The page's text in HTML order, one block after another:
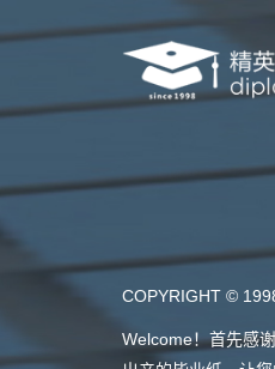
COPYRIGHT ©
Welcome！首先感